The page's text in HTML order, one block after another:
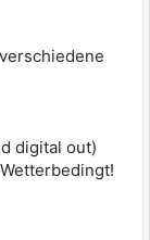
digital out)